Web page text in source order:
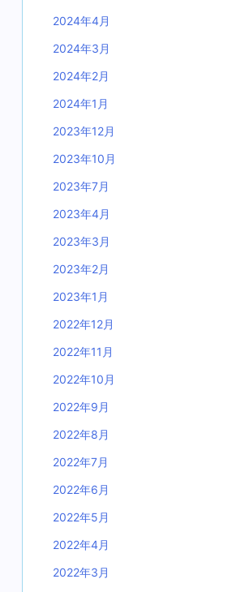
2024年4月
2024年3月
2024年2月
2024年1月
2023年12月
2023年10月
2023年7月
2023年4月
2023年3月
2023年2月
2023年1月
2022年12月
2022年11月
2022年10月
2022年9月
2022年8月
2022年7月
2022年6月
2022年5月
2022年4月
2022年3月